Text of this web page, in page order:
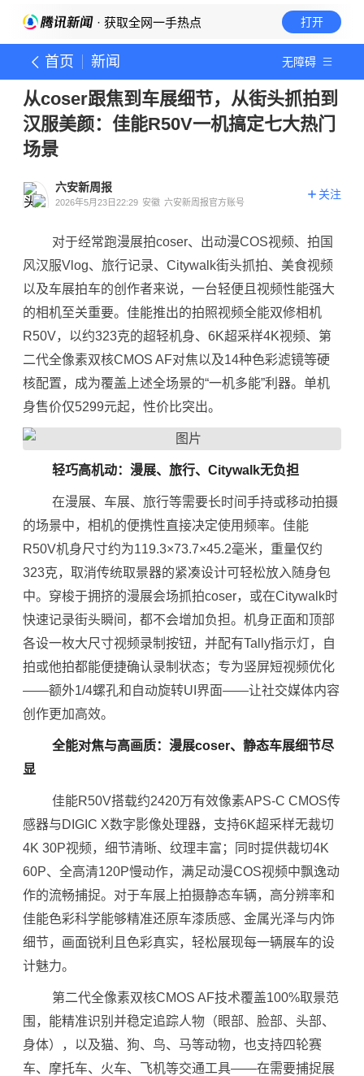
· 获取全网一手热点 打开
首页 新闻 无障碍
从coser跟焦到车展细节，从街头抓拍到
汉服美颜：佳能R50V一机搞定七大热门
场景
六安新周报
2026年5月23日22:29 安徽 六安新周报官方账号
关注
对于经常跑漫展拍coser、出动漫COS视频、拍国
风汉服Vlog、旅行记录、Citywalk街头抓拍、美食视频
以及车展拍车的创作者来说，一台轻便且视频性能强大
的相机至关重要。佳能推出的拍照视频全能双修相机
R50V，以约323克的超轻机身、6K超采样4K视频、第
二代全像素双核CMOS AF对焦以及14种色彩滤镜等硬
核配置，成为覆盖上述全场景的“一机多能”利器。单机
身售价仅5299元起，性价比突出。
轻巧高机动：漫展、旅行、Citywalk无负担
在漫展、车展、旅行等需要长时间手持或移动拍摄
的场景中，相机的便携性直接决定使用频率。佳能
R50V机身尺寸约为119.3×73.7×45.2毫米，重量仅约
323克，取消传统取景器的紧凑设计可轻松放入随身包
中。穿梭于拥挤的漫展会场抓拍coser，或在Citywalk时
快速记录街头瞬间，都不会增加负担。机身正面和顶部
各设一枚大尺寸视频录制按钮，并配有Tally指示灯，自
拍或他拍都能便捷确认录制状态；专为竖屏短视频优化
——额外1/4螺孔和自动旋转UI界面——让社交媒体内容
创作更加高效。
全能对焦与高画质：漫展coser、静态车展细节尽
显
佳能R50V搭载约2420万有效像素APS-C CMOS传
感器与DIGIC X数字影像处理器，支持6K超采样无裁切
4K 30P视频，细节清晰、纹理丰富；同时提供裁切4K
60P、全高清120P慢动作，满足动漫COS视频中飘逸动
作的流畅捕捉。对于车展上拍摄静态车辆，高分辨率和
佳能色彩科学能够精准还原车漆质感、金属光泽与内饰
细节，画面锐利且色彩真实，轻松展现每一辆展车的设
计魅力。
第二代全像素双核CMOS AF技术覆盖100%取景范
围，能精准识别并稳定追踪人物（眼部、脸部、头部、
身体），以及猫、狗、鸟、马等动物，也支持四轮赛
车、摩托车、火车、飞机等交通工具——在需要捕捉展